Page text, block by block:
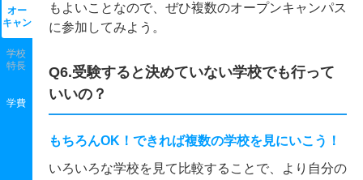
オー
キャン
学校
特長
学費
もよいことなので、ぜひ複数のオープンキャンパス
に参加してみよう。
Q6.受験すると決めていない学校でも行って
いいの？
もちろんOK！できれば複数の学校を見にいこう！
いろいろな学校を見て比較することで、より自分の